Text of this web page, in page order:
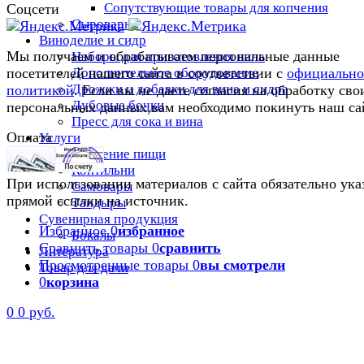
Сопутствующие товары для копчения
Сыроварни
Виноделие и сидр
Наборы для приготовления вина
Дополнительное оборудование
Дрожжи и добавки для вина и сидра
Дубовые бочки
Пресс для сока и вина
Услуги
Приготовление пищи
Коптильни
Самовары
Тандыры
Сувенирная продукция
Бокалы
Литература
Товар для дачи
Соцсети
Мы получаем и обрабатываем персональные данные
посетителей нашего сайта в соответствии с
политикой. Если вы не даете согласия на обработку
персональных данных,вам необходимо покинуть наш
Оплата
При использовании материалов с сайта обязательно
прямой ссылки на источник.
Избранное 0избранное
Сравнить товары 0сравнить
Просмотренные товары 0вы смотрели
0корзина
0 0 руб.